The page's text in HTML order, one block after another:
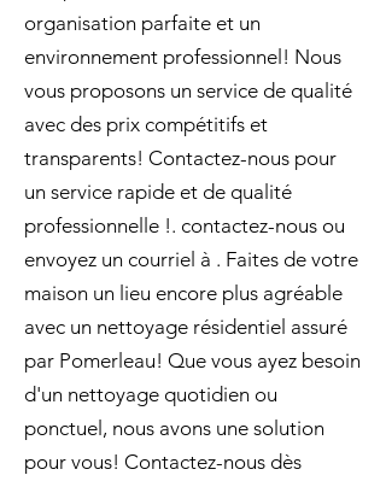
organisation parfaite et un
environnement professionnel! Nous
vous proposons un service de qualité
avec des prix compétitifs et
transparents! Contactez-nous pour
un service rapide et de qualité
professionnelle !. contactez-nous ou
envoyez un courriel à . Faites de votre
maison un lieu encore plus agréable
avec un nettoyage résidentiel assuré
par Pomerleau! Que vous ayez besoin
d'un nettoyage quotidien ou
ponctuel, nous avons une solution
pour vous! Contactez-nous dès